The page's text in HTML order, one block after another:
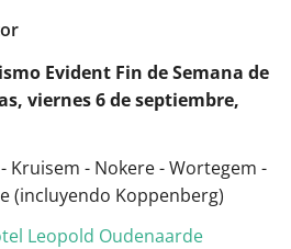
Evident Fin de Semana de
viernes 6 de septiembre,
Kruisem - Nokere - Wortegem -
(incluyendo Koppenberg)
Leopold Oudenaarde